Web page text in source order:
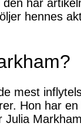
här
hennes
mest
Hon har